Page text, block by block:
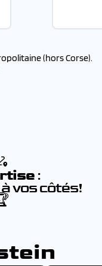
(hors Corse).
:
vos côtés!